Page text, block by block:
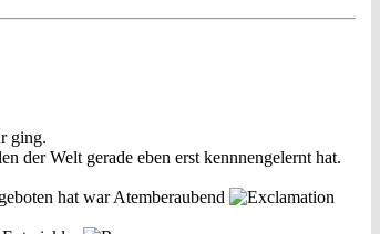
ging.
der Welt gerade eben erst kennnengelernt hat.
hat war Atemberaubend